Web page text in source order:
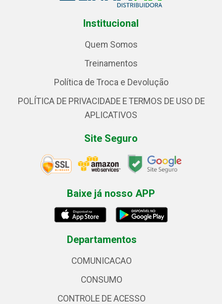
Institucional
Quem Somos
Treinamentos
Política de Troca e Devolução
POLÍTICA DE PRIVACIDADE E TERMOS DE USO DE
APLICATIVOS
Site Seguro
Baixe já nosso APP
Departamentos
COMUNICACAO
CONSUMO
CONTROLE DE ACESSO